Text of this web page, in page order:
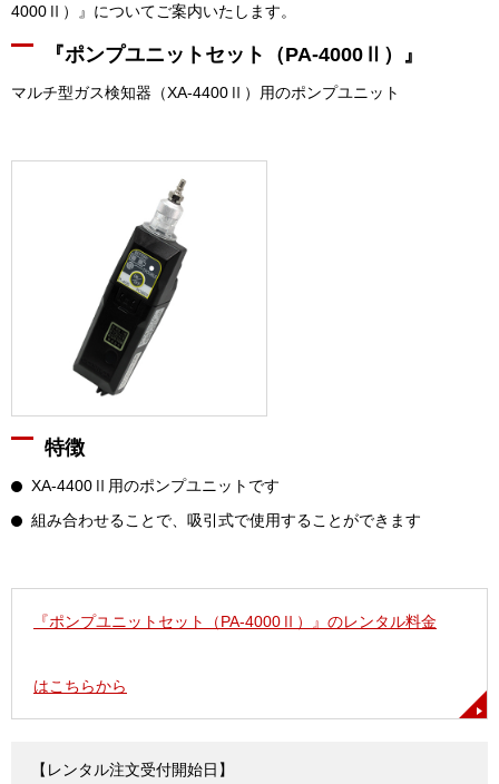
4000Ⅱ）』についてご案内いたします。
『ポンプユニットセット（PA-4000Ⅱ）』
マルチ型ガス検知器（XA-4400Ⅱ）用のポンプユニット
特徴
XA-4400Ⅱ用のポンプユニットです
組み合わせることで、吸引式で使用することができます
『ポンプユニットセット（PA-4000Ⅱ）』のレンタル料金
はこちらから
【レンタル注文受付開始日】